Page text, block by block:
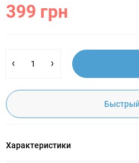
399 грн
Характеристики